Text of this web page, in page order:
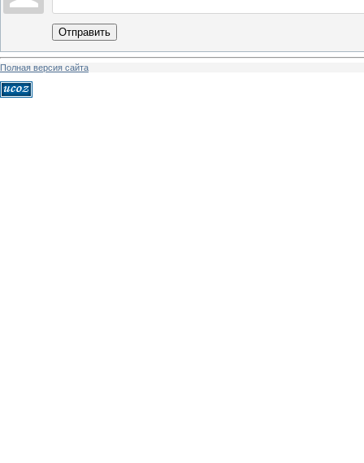
Отправить
Полная версия сайта